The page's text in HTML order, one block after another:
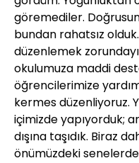
göremediler.
bundan rahatsız
düzenlemek
okulumuza maddi
öğrencilerimize
kermes düzenliyoruz.
içimizde yapıyorduk;
dışına taşıdık. Biraz
önümüzdeki